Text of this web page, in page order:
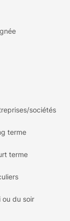
sociétés
terme
terme
ou du soir